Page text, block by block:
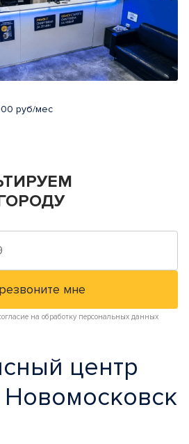
руб/мес
на обработку персональных данных
центр
Новомосковск